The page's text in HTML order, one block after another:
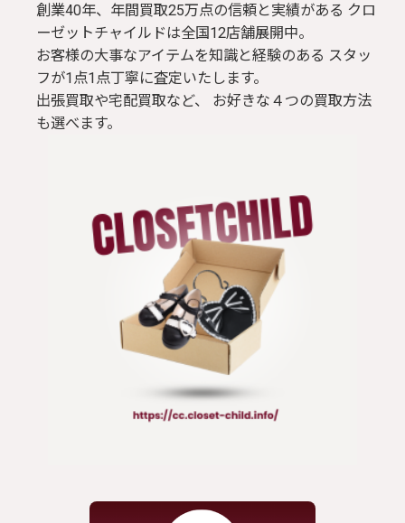
創業40年、年間買取25万点の信頼と実績がある クロ
ーゼットチャイルドは全国12店舗展開中。
お客様の大事なアイテムを知識と経験のある スタッ
フが1点1点丁寧に査定いたします。
出張買取や宅配買取など、 お好きな４つの買取方法
も選べます。